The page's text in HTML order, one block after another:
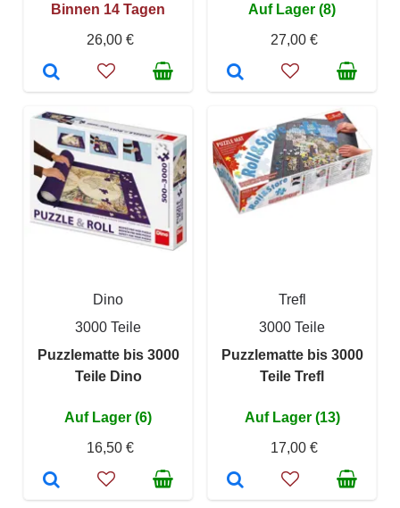
Binnen 14 Tagen
26,00 €
Auf Lager (8)
27,00 €
Dino
3000 Teile
Puzzlematte bis 3000
Teile Dino
Auf Lager (6)
16,50 €
Trefl
3000 Teile
Puzzlematte bis 3000
Teile Trefl
Auf Lager (13)
17,00 €